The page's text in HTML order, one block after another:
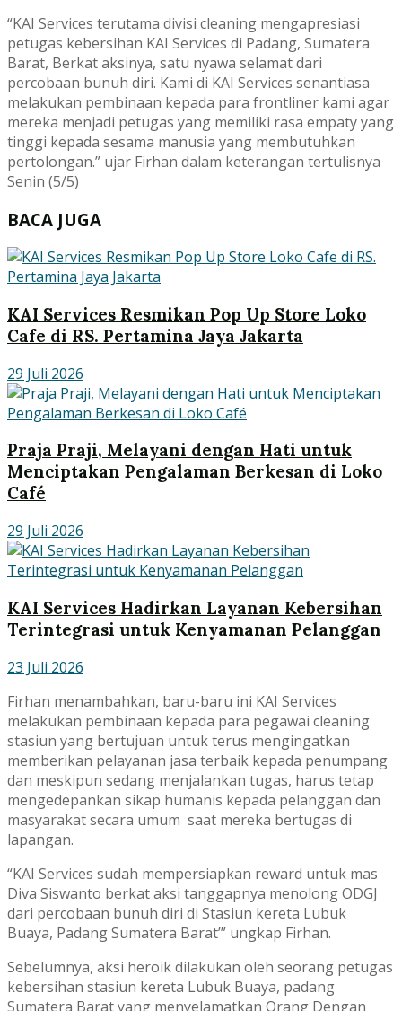
“KAI Services terutama divisi cleaning mengapresiasi
petugas kebersihan KAI Services di Padang, Sumatera
Barat, Berkat aksinya, satu nyawa selamat dari
percobaan bunuh diri. Kami di KAI Services senantiasa
melakukan pembinaan kepada para frontliner kami agar
mereka menjadi petugas yang memiliki rasa empaty yang
tinggi kepada sesama manusia yang membutuhkan
pertolongan.” ujar Firhan dalam keterangan tertulisnya
Senin (5/5)
BACA JUGA
KAI Services Resmikan Pop Up Store Loko
Cafe di RS. Pertamina Jaya Jakarta
29 Juli 2026
Praja Praji, Melayani dengan Hati untuk
Menciptakan Pengalaman Berkesan di Loko
Café
29 Juli 2026
KAI Services Hadirkan Layanan Kebersihan
Terintegrasi untuk Kenyamanan Pelanggan
23 Juli 2026
Firhan menambahkan, baru-baru ini KAI Services
melakukan pembinaan kepada para pegawai cleaning
stasiun yang bertujuan untuk terus mengingatkan
memberikan pelayanan jasa terbaik kepada penumpang
dan meskipun sedang menjalankan tugas, harus tetap
mengedepankan sikap humanis kepada pelanggan dan
masyarakat secara umum saat mereka bertugas di
lapangan.
“KAI Services sudah mempersiapkan reward untuk mas
Diva Siswanto berkat aksi tanggapnya menolong ODGJ
dari percobaan bunuh diri di Stasiun kereta Lubuk
Buaya, Padang Sumatera Barat’” ungkap Firhan.
Sebelumnya, aksi heroik dilakukan oleh seorang petugas
kebersihan stasiun kereta Lubuk Buaya, padang
Sumatera Barat yang menyelamatkan Orang Dengan